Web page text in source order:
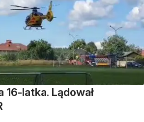
16-latka. Lądował